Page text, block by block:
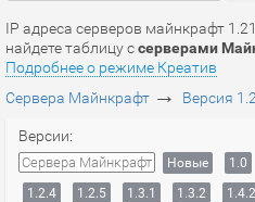
IP адреса серверов майнкрафт
найдете таблицу ссерверами
Подробнее о режиме Креатив
Сервера Майнкрафт → Версия
Версии:
Сервера Майнкрафт Новые 1.0
1.2.4
1.2.5 1.3.1 1.3.2 1.4.2